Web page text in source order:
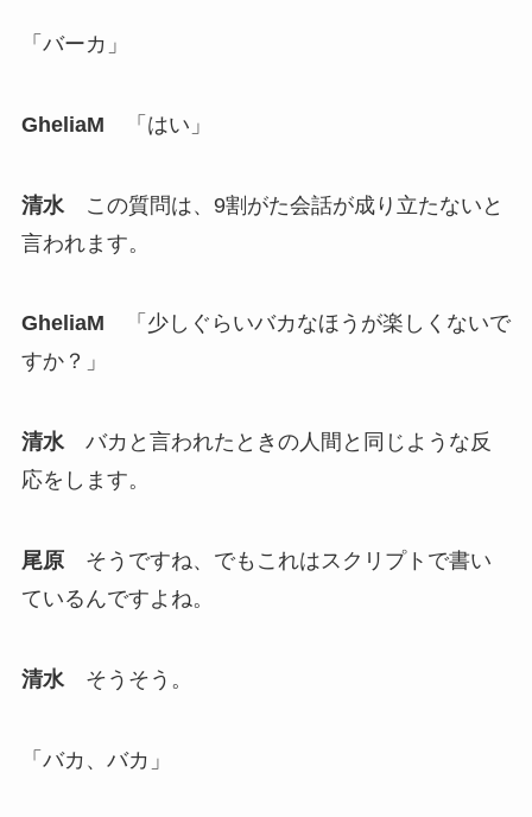
「バーカ」
GheliaM 「はい」
清水この質問は、9割がた会話が成り立たないと
言われます。
GheliaM 「少しぐらいバカなほうが楽しくないで
すか？」
清水バカと言われたときの人間と同じような反
応をします。
尾原そうですね、でもこれはスクリプトで書い
ているんですよね。
清水そうそう。
「バカ、バカ」